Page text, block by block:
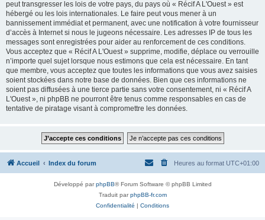
peut transgresser les lois de votre pays, du pays où « Récif A L'Ouest » est
hébergé ou les lois internationales. Le faire peut vous mener à un
bannissement immédiat et permanent, avec une notification à votre fournisseur
d’accès à Internet si nous le jugeons nécessaire. Les adresses IP de tous les
messages sont enregistrées pour aider au renforcement de ces conditions.
Vous acceptez que « Récif A L'Ouest » supprime, modifie, déplace ou verrouille
n’importe quel sujet lorsque nous estimons que cela est nécessaire. En tant
que membre, vous acceptez que toutes les informations que vous avez saisies
soient stockées dans notre base de données. Bien que ces informations ne
soient pas diffusées à une tierce partie sans votre consentement, ni « Récif A
L'Ouest », ni phpBB ne pourront être tenus comme responsables en cas de
tentative de piratage visant à compromettre les données.
Accueil Index du forum Heures au format UTC+01:00
Développé parphpBB® Forum Software © phpBB Limited
Traduit parphpBB-fr.com
Confidentialité | Conditions